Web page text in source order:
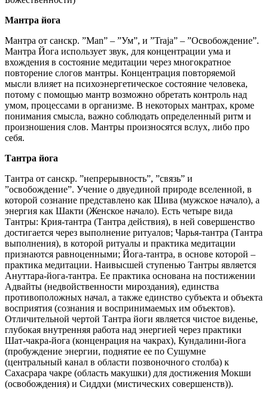
Мантра йога
Мантра от санскр. ”Man” – ”Ум”, и ”Traja” – ”Освобождение”.
Мантра Йога использует звук, для концентрации ума и
вхождения в состояние медитации через многократное
повторение слогов мантры. Концентрация повторяемой
мысли влияет на психоэнергетическое состояние человека,
потому с помощью мантр возможно обретать контроль над
умом, процессами в организме. В некоторых мантрах, кроме
понимания смысла, важно соблюдать определенный ритм и
произношения слов. Мантры произносятся вслух, либо про
себя.
Тантра йога
Тантра от санскр. ”непрерывность”, ”связь” и
”освобождение”. Учение о двуединой природе вселенной, в
которой сознание представлено как Шива (мужское начало), а
энергия как Шакти (Женское начало). Есть четыре вида
Тантры: Крия-тантра (Тантра действия), в ней совершенство
достигается через выполнение ритуалов; Чарья-тантра (Тантра
выполнения), в которой ритуалы и практика медитации
признаются равноценными; Йога-тантра, в основе которой –
практика медитации. Наивысшей ступенью Тантры является
Ануттара-йога-тантра. Ее практика основана на постижении
Адвайты (недвойственности мироздания), единства
противоположных начал, а также единство субъекта и объекта
восприятия (сознания и воспринимаемых им объектов).
Отличительной чертой Тантра йоги является чистое виденье,
глубокая внутренняя работа над энергией через практики
Шат-чакра-йога (конценрация на чакрах), Кундалини-йога
(пробуждение энергии, поднятие ее по Сушумне
(центральный канал в области позвоночного столба) к
Сахасрара чакре (область макушки) для достижения Мокши
(освобождения) и Сиддхи (мистических совершенств)).